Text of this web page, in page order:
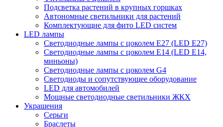
Подсветка растений в крупных горшках
Автономные светильники для растений
Комплектующие для фито LED систем
LED лампы
Светодиодные лампы с цоколем Е27 (LED E27)
Светодиодные лампы с цоколем Е14 (LED E14,
миньоны)
Светодиодные лампы с цоколем G4
Светодиоды и сопутствующее оборудование
LED для автомобилей
Мощные светодиодные светильники ЖКХ
Украшения
Серьги
Браслеты